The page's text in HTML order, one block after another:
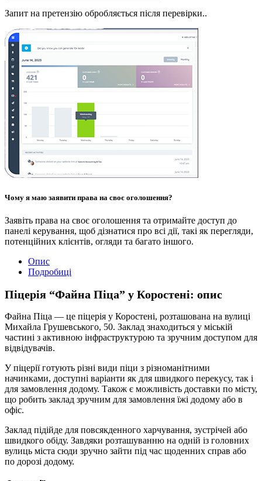
Запит на претензію обробляється після перевірки..
Чому я маю заявити права на своє оголошення?
Заявіть права на своє оголошення та отримайте доступ до
панелі керування, щоб дізнатися про всі дії, такі як перегляди,
потенційних клієнтів, огляди та багато іншого.
Опис
Подробиці
Піцерія “Файна Піца” у Коростені: опис
Файна Піца — це піцерія у Коростені, розташована на вулиці
Михайла Грушевського, 50. Заклад знаходиться у міській
частині з активною інфраструктурою та зручним доступом для
відвідувачів.
У піцерії готують різні види піци з різноманітними
начинками, доступні варіанти як для швидкого перекусу, так і
для замовлення додому. Також є можливість доставки по місту,
що робить заклад зручним для замовлення їжі додому або в
офіс.
Заклад підійде для повсякденного харчування, зустрічей або
швидкого обіду. Завдяки розташуванню на одній із головних
вулиць міста сюди зручно зайти під час щоденних справ або
по дорозі додому.